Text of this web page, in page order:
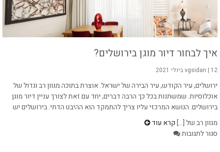
איך לבחור דיור מוגן בירושלים?
vgsidan | 12 ביולי 2021
ירושלים, עיר הקודש, עיר הבירה של ישראל. אוצרת בתוכה מגוון רב וגדול של
אוכלוסיות. שמשתנות בכל כך הרבה דברים, יחד עם זאת לצורך עניין דיור מוגן
בירושלים. הנושא המרכזי עליו צריך להתמקד הוא ההיבט הדתי. בירושלים יש
מגוון רב של [...]קרא עוד
סגור לתגובותעל